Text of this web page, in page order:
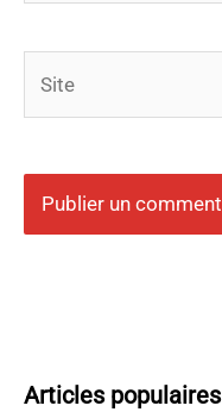
Articles populaires